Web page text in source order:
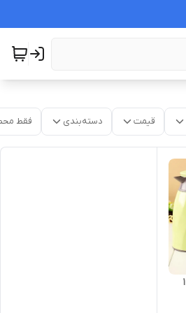
قیمت دسته‌بندی فقط
فلاکس چای شهاب و شاهین ۱